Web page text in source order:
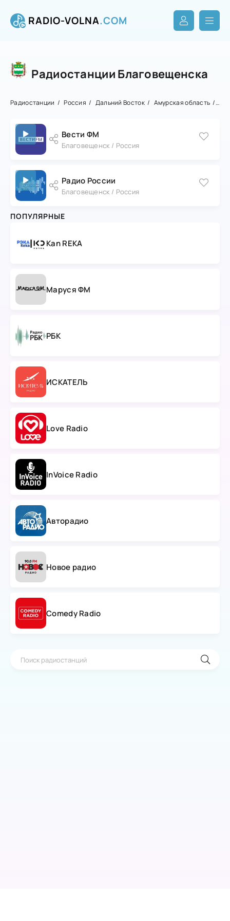
RADIO-VOLNA.COM
Радиостанции Благовещенска
Радиостанции Россия Дальний Восток Амурская область
Вести ФМ
Благовещенск / Россия
Радио России
Благовещенск / Россия
ПОПУЛЯРНЫЕ
Kan REKA
Маруся ФМ
РБК
ИСКАТЕЛЬ
Love Radio
InVoice Radio
Авторадио
Новое радио
Comedy Radio